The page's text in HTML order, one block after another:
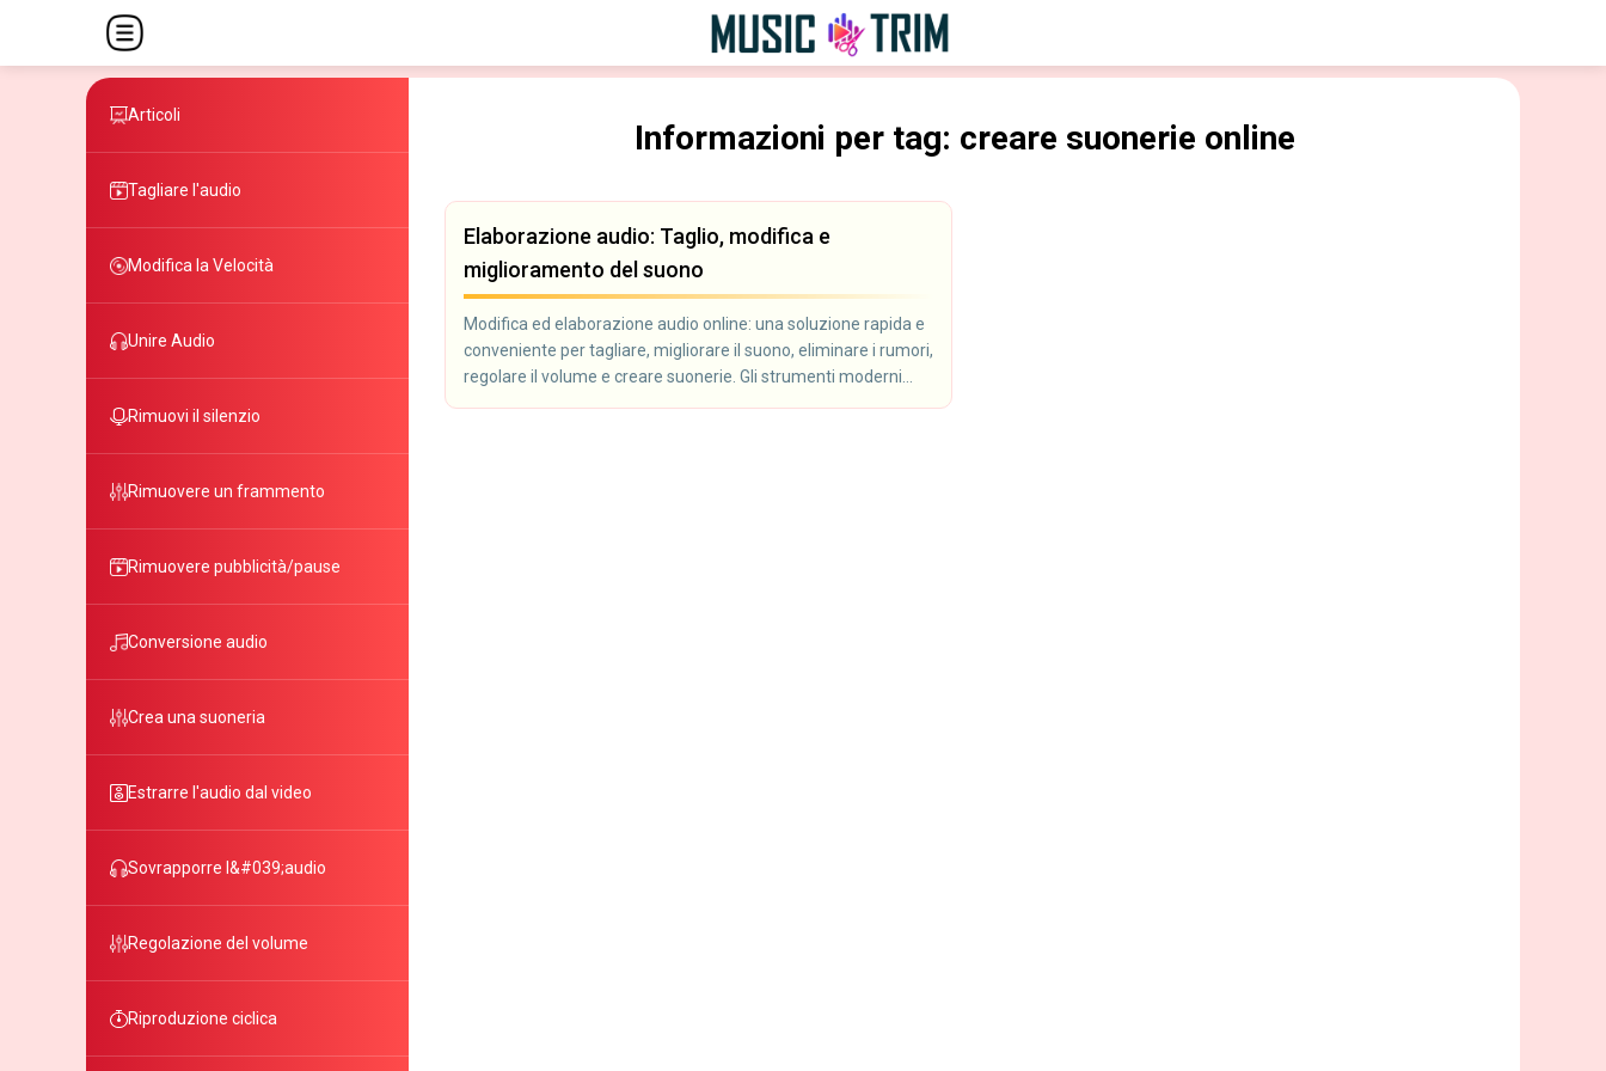
Articoli
Tagliare l'audio
Modifica la Velocità
Unire Audio
Rimuovi il silenzio
Rimuovere un frammento
Rimuovere pubblicità/pause
Conversione audio
Crea una suoneria
Estrarre l'audio dal video
Sovrapporre l&#039;audio
Regolazione del volume
Riproduzione ciclica
Informazioni per tag: creare suonerie online
Elaborazione audio: Taglio, modifica e
miglioramento del suono
Modifica ed elaborazione audio online: una soluzione rapida e
conveniente per tagliare, migliorare il suono, eliminare i rumori,
regolare il volume e creare suonerie. Gli strumenti moderni